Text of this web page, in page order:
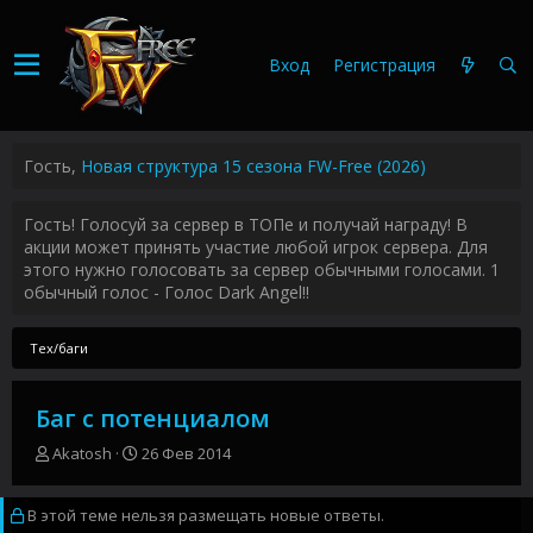
Вход Регистрация
Гость, Новая структура 15 сезона FW-Free (2026)
Гость! Голосуй за сервер в ТОПе и получай награду! В
акции может принять участие любой игрок сервера. Для
этого нужно голосовать за сервер обычными голосами. 1
обычный голос - Голос Dark Angel!!
Тех/баги
Баг с потенциалом
А
т
о
Akatosh
Д
т
а
26 Фев 2014
В этой теме нельзя размещать новые ответы.